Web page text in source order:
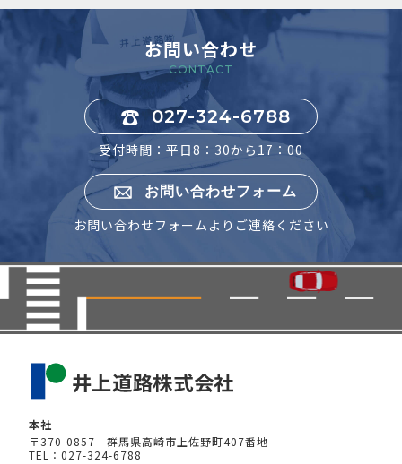
お問い合わせ
CONTACT
027-324-6788
受付時間：平日8：30から17：00
お問い合わせフォーム
お問い合わせフォームよりご連絡ください
本社
〒370-0857 群馬県高崎市上佐野町407番地
TEL：027-324-6788